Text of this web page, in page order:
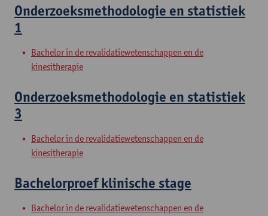
Onderzoeksmethodologie en statistiek
1
Bachelor in de revalidatiewetenschappen en de
kinesitherapie
Onderzoeksmethodologie en statistiek
3
Bachelor in de revalidatiewetenschappen en de
kinesitherapie
Bachelorproef klinische stage
Bachelor in de revalidatiewetenschappen en de